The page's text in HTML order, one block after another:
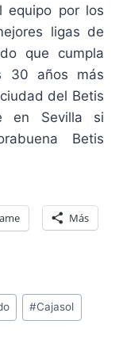
equipo por los
ligas de
que cumpla
30 años más
del Betis
en Sevilla si
Betis
Más
#Cajasol